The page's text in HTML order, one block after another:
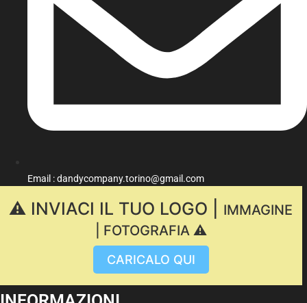
Email : dandycompany.torino@gmail.com
⚠️ INVIACI IL TUO LOGO |
IMMAGINE
| FOTOGRAFIA ⚠️
CARICALO QUI